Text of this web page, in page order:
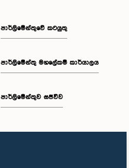
පාර්ලිමේන්තුවේ කටයුතු
පාර්ලිමේන්තු මහලේකම් කාර්යාලය
පාර්ලිමේන්තුව සජීවීව